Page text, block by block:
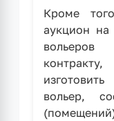
Кроме
аукцион на
вольер,